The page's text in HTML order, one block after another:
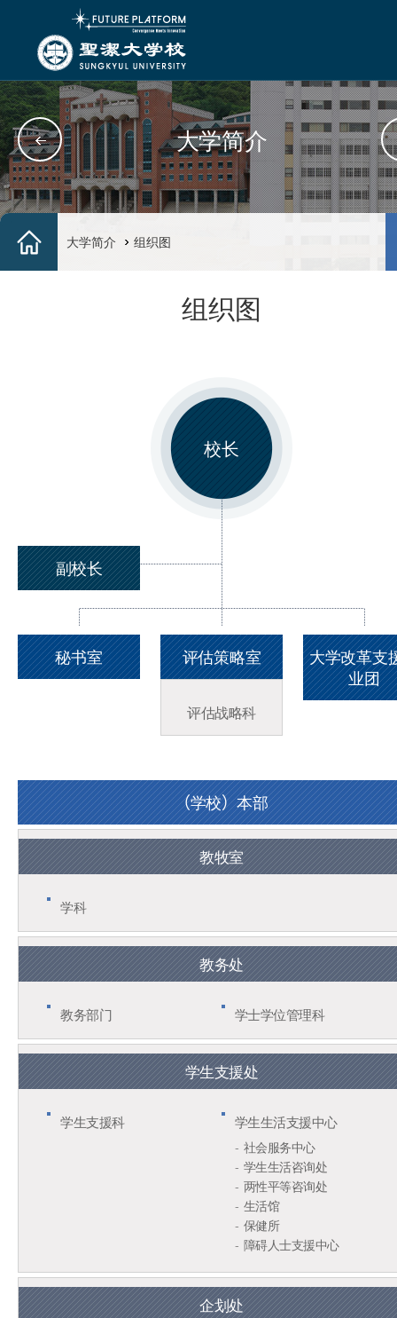
大学简介
大学简介 组织图
组织图
校长
副校长
秘书室 评估策略室
评估战略科
大学改革支
业团
（学校）本部
教牧室
学科
教务处
教务部门 学士学位管理科
学生支援处
学生支援科 学生生活支援中心
社会服务中心
学生生活咨询处
两性平等咨询处
生活馆
保健所
障碍人士支援中心
企划处